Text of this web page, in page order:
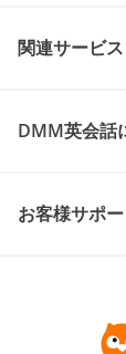
関連サービス
DMM英会話
お客様サポー